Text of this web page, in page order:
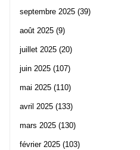
septembre 2025 (39)
août 2025 (9)
juillet 2025 (20)
juin 2025 (107)
mai 2025 (110)
avril 2025 (133)
mars 2025 (130)
février 2025 (103)